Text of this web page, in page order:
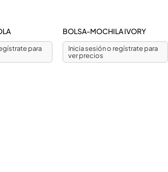
para
BOLSA-MOCHILA IVORY
Inicia sesión o regístrate para
ver precios